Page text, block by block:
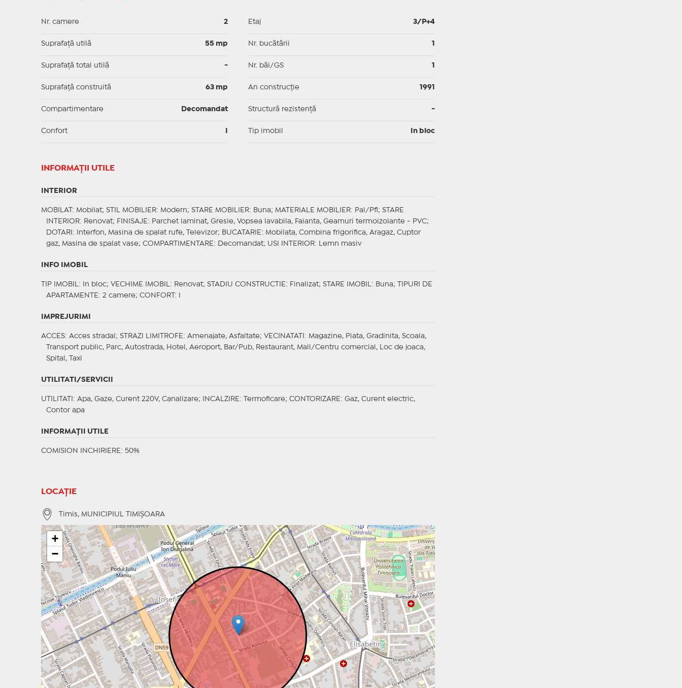
Nr. camere 2
Suprafaţă utilă 55 mp
Suprafaţă total utilă -
Suprafaţă construită 63 mp
Compartimentare Decomandat
Confort
Etaj 3/P+4
Nr. bucătării
Nr. băi/GS
An construcție 1991
Structură rezistență -
Tip imobil In bloc
INFORMAŢII UTILE
INTERIOR
MOBILAT : Mobilat; STIL MOBILIER: Modern; STARE MOBILIER: Buna; MATERIALE MOBILIER: Pal/Pfl; STARE
INTERIOR: Renovat; FINISAJE : Parchet laminat, Gresie, Vopsea lavabila, Faianta, Geamuri termoizolante - PVC;
DOTARI : Interfon, Masina de spalat rufe, Televizor; BUCATARIE : Mobilata, Combina frigorifica, Aragaz, Cuptor
gaz, Masina de spalat vase; COMPARTIMENTARE : Decomandat; USI INTERIOR: Lemn masiv
INFO IMOBIL
TIP IMOBIL : In bloc; VECHIME IMOBIL : Renovat; STADIU CONSTRUCTIE : Finalizat; STARE IMOBIL : Buna;
TIPURI DE
APARTAMENTE : 2 camere; CONFORT : I
IMPREJURIMI
ACCES: Acces stradal; STRAZI LIMITROFE : Amenajate, Asfaltate; VECINATATI
: Magazine, Piata, Gradinita, Scoala,
Transport public, Parc, Autostrada, Hotel, Aeroport, Bar/Pub, Restaurant, Mall/Centru comercial, Loc de joaca,
Spital, Taxi
UTILITATI/SERVICII
UTILITATI : Apa, Gaze, Curent 220V, Canalizare; INCALZIRE : Termoficare; CONTORIZARE : Gaz, Curent electric,
Contor apa
INFORMAŢII UTILE
COMISION INCHIRIERE: 50%
LOCAȚIE
Timis, MUNICIPIUL TIMIŞOARA
+
−